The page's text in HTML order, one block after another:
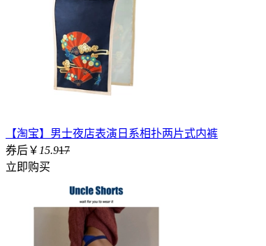
【淘宝】男士夜店表演日系相扑两片式内裤
券后￥ 15.917
立即购买